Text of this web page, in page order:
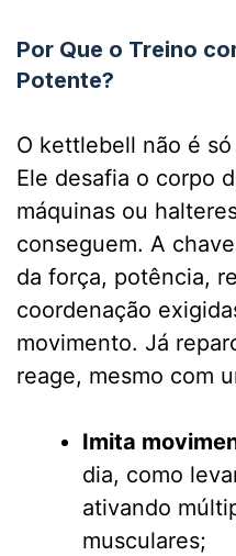
Por Que o Treino
Potente?
O kettlebell não é
Ele desafia o corpo
máquinas ou
conseguem. A
da força, potência,
coordenação
movimento. Já
reage, mesmo com
Imita
dia, como
ativando
musculares;